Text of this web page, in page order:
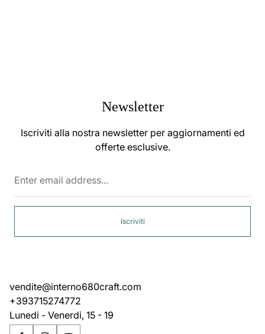
Newsletter
Iscriviti alla nostra newsletter per aggiornamenti ed
offerte esclusive.
Iscriviti
vendite@interno680craft.com
+393715274772
Lunedi - Venerdi, 15 - 19